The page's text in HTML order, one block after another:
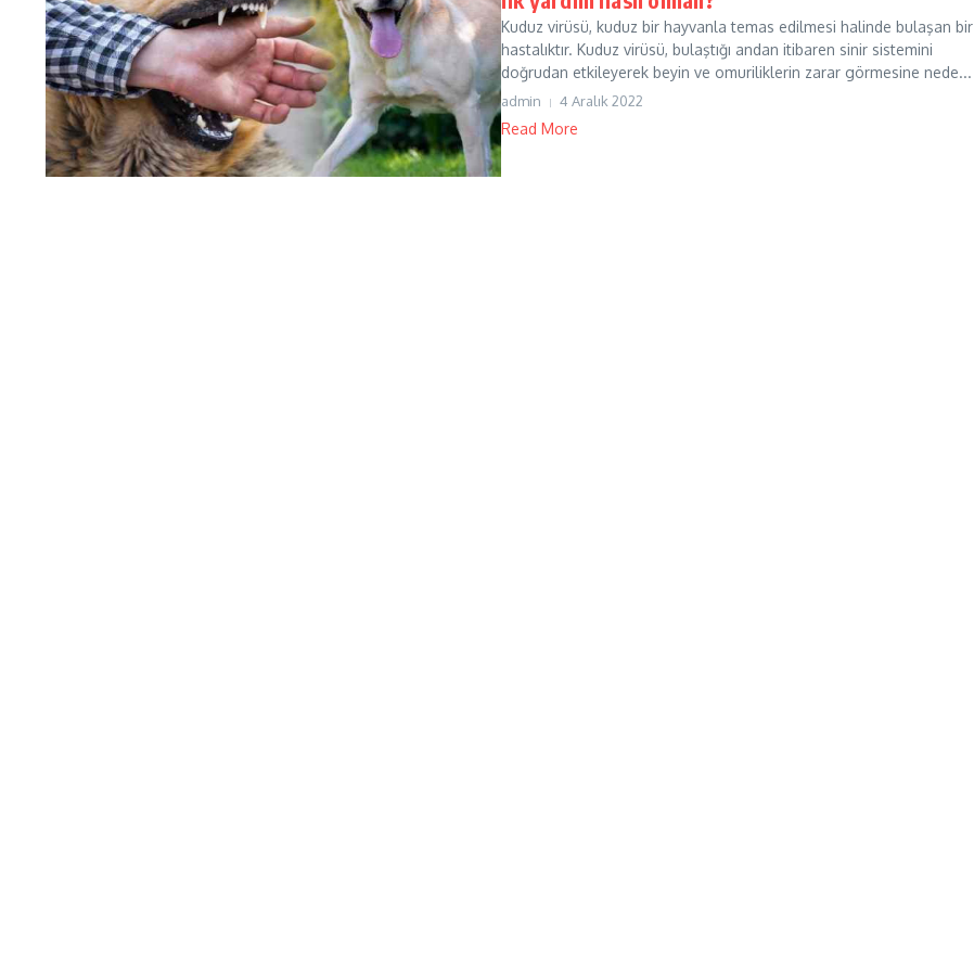
Kuduz virüsü, kuduz bir hayvanla temas edilmesi halinde bulaşan bir
hastalıktır. Kuduz virüsü, bulaştığı andan itibaren sinir sistemini
doğrudan etkileyerek beyin ve omuriliklerin zarar görmesine nede...
admin 4 Aralık 2022
Read More